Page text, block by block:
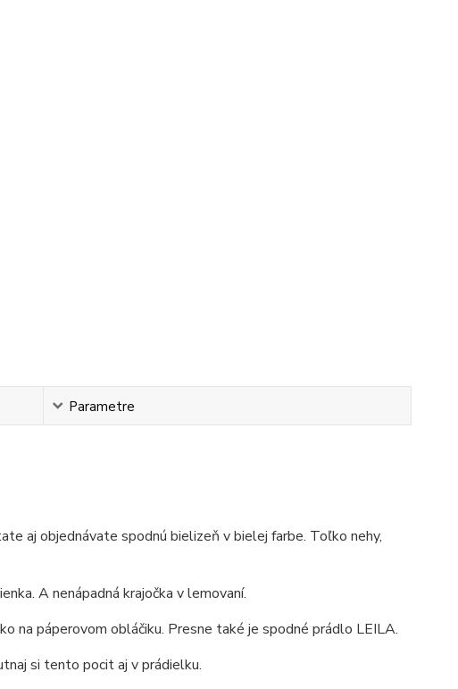
Parametre
aj objednávate spodnú bielizeň v bielej farbe. Toľko nehy,
A nenápadná krajočka v lemovaní.
na páperovom obláčiku. Presne také je spodné prádlo LEILA.
si tento pocit aj v prádielku.